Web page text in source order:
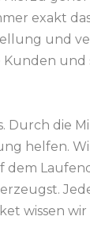
exakt
und
die
helfen.
wissen